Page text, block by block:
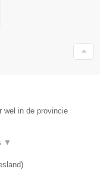
wel in de provincie
▼
)